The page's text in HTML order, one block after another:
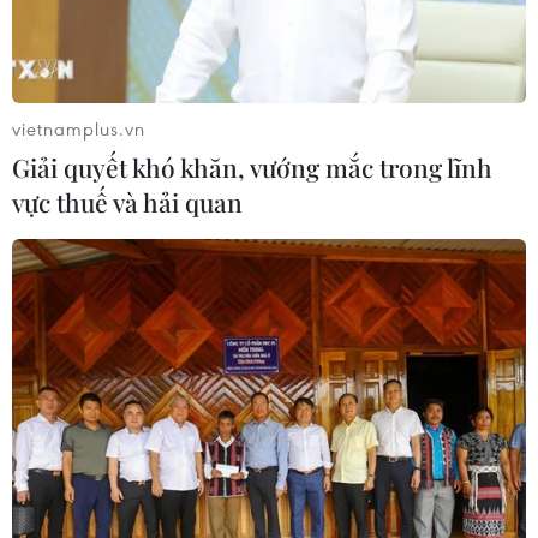
ASEAN Cup 2026: Truyền thông
châu Á ca ngợi chiến thắng của tuyển
Việt Nam
HLV Kim Sang-sik: 'Tôi mong Đình
Bắc vươn xa hơn tầm Đông Nam Á'
07/08/2026 16:54
ASEAN Cup 2026: Tuyển Việt Nam
thẳng tiến vào bán kết với thành tích
nhất bảng
07/08/2026 15:58
vietnamplus.vn
Giải quyết khó khăn, vướng mắc trong lĩnh
vực thuế và hải quan